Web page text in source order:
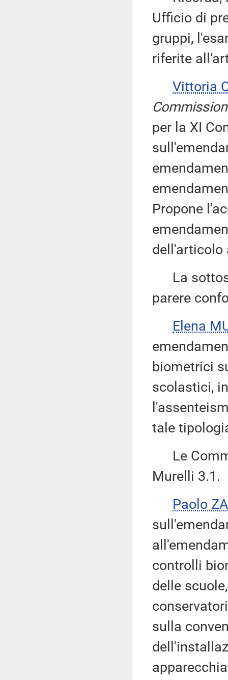
Ufficio di
gruppi,
riferite
Vittoria
per la XI
Propone
dell'articolo
La
parere
Elena
biometrici
scolastici,
tale
Le
Murelli 3.1.
Paolo
controlli
delle
sulla